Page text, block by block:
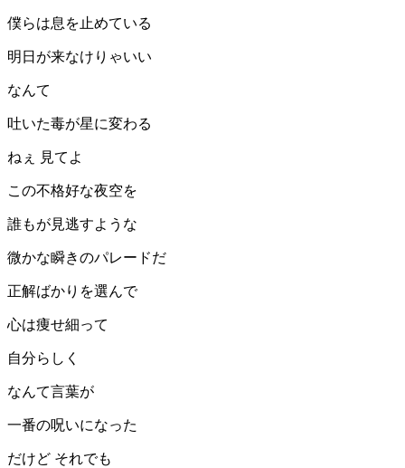
僕らは息を止めている
明日が来なけりゃいい
なんて
吐いた毒が星に変わる
ねぇ 見てよ
この不格好な夜空を
誰もが見逃すような
微かな瞬きのパレードだ
正解ばかりを選んで
心は痩せ細って
自分らしく
なんて言葉が
一番の呪いになった
だけど それでも